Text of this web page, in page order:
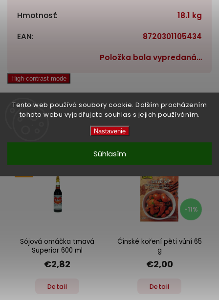
Tento web používá soubory cookie. Dalším procházením
tohoto webu vyjadřujete souhlas s jejich používáním.
Nastavenie
Súhlasím
Hmotnosť: 18.1 kg
EAN: 8720301105434
Položka bola vypredaná…
High-contrast mode
Související produkty:
Sójová omáčka tmavá
Superior 600 ml
€2,82
Detail
-11%
Čínské koření pěti vůní 65
g
€2,00
Detail